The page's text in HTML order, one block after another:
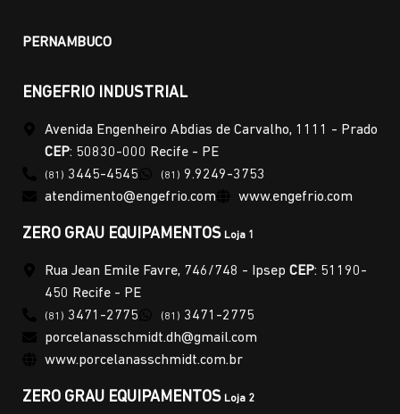
PERNAMBUCO
ENGEFRIO INDUSTRIAL
Avenida Engenheiro Abdias de Carvalho, 1111 - Prado
CEP: 50830-000 Recife - PE
(81) 3445-4545 (81) 9.9249-3753
atendimento@engefrio.com
www.engefrio.com
ZERO GRAU EQUIPAMENTOS Loja 1
Rua Jean Emile Favre, 746/748 - Ipsep CEP: 51190-
450 Recife - PE
(81) 3471-2775 (81) 3471-2775
porcelanasschmidt.dh@gmail.com
www.porcelanasschmidt.com.br
ZERO GRAU EQUIPAMENTOS Loja 2